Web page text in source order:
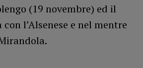
(19 novembre) ed il
l’Alsenese e nel mentre